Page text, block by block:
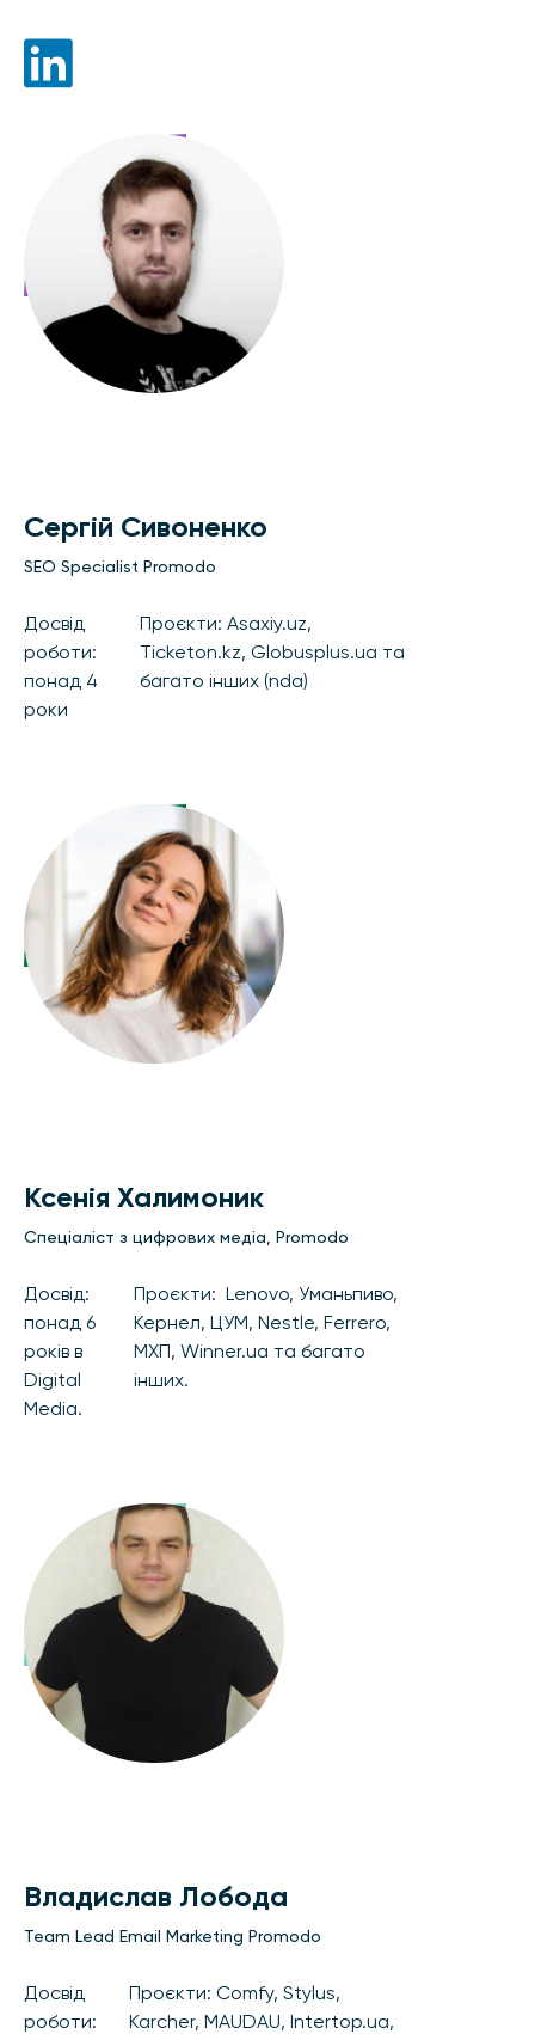
Сергій Сивоненко
SEO Specialist Promodo
Досвід
роботи:
понад 4
роки
Проєкти: Asaxiy.uz,
Ticketon.kz, Globusplus.ua та
багато інших (nda)
Ксенія Халимоник
Спеціаліст з цифрових медіа, Promodo
Досвід:
понад 6
років в
Digital
Media.
Проєкти: Lenovo, Уманьпиво,
Кернел, ЦУМ, Nestle, Ferrero,
МХП, Winner.ua та багато
інших.
Владислав Лобода
Team Lead Email Marketing Promodo
Досвід
роботи:
Проєкти: Comfy, Stylus,
Karcher, MAUDAU, Intertop.ua,